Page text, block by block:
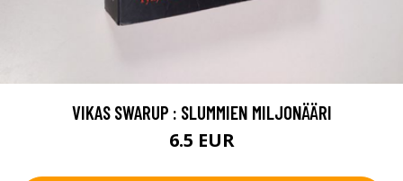
VIKAS SWARUP : SLUMMIEN MILJONÄÄRI
6.5 EUR